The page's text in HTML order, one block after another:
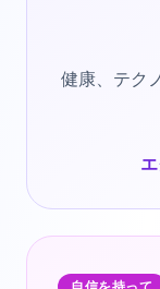
健康、テク